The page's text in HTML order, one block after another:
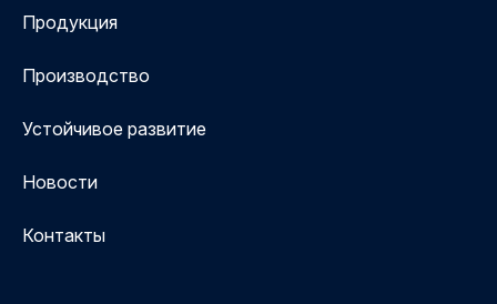
Продукция
Производство
Устойчивое развитие
Новости
Контакты